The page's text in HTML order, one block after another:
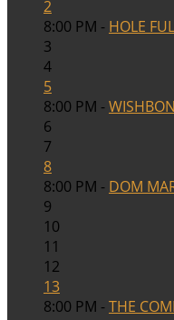
2
8:00 PM - HOLE
3
4
5
8:00 PM -
6
7
8
8:00 PM - DOM
9
10
11
12
13
8:00 PM -THE